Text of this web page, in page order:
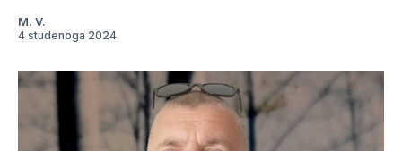
M. V.
4 studenoga 2024